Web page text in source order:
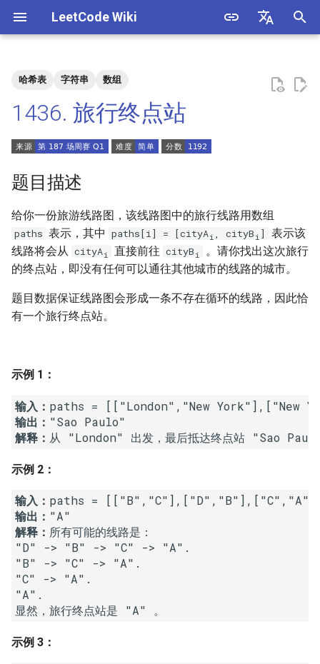
LeetCode Wiki
始
化
搜
擎
7. 重建二叉树
9. 用两个栈实现队列
10.1. 斐波那契数列
11. 旋转数组的最小数字
12. 矩阵中的路径
13. 机器人的运动范围
14.2. 剪绳子 II
15. 二进制中 1 的个数
16. 数值的整数次方
17. 打印从 1 到最大的 n 位数
数
4. 只出现一次的数字
5. 单词长度的最大乘积
6. 排序数组中两个数字之和
7. 数组中和为 0 的三个数
数组
9. 乘积小于 K 的子数组
10. 和为 k 的子数组
12. 左右两边子数组的和相等
13. 二维子矩阵的和
14. 字符串中的变位词
15. 字符串中的所有变位词
1.5. 一次编辑
1.6. 字符串压缩
1.7. 旋转矩阵
1.9. 字符串轮转
2.1. 移除重复节点
2.2. 返回倒数第 k 个节点
2.4. 分割链表
2.5. 链表求和
2.6. 回文链表
2.7. 链表相交
哈希表 字符串 数组
1436. 旅行终点站
题目描述
给你一份旅游线路图，该线路图中的旅行线路用数组
paths 表示，其中 paths[i] = [cityAi , cityB i ]
表示该
线路将会从 cityAi 直接前往 cityB i
。请你找出这次旅行
的终点站，即没有任何可以通往其他城市的线路的城市。
题目数据保证线路图会形成一条不存在循环的线路，因此恰
有一个旅行终点站。
示例 1：
输入：
输出：
解释：
示例 2：
输入：
输出：
解释： 所有可能的线路是：
"D" -> "B" -> "C" -> "A".
"B" -> "C" -> "A".
"C" -> "A".
"A".
示例 3：